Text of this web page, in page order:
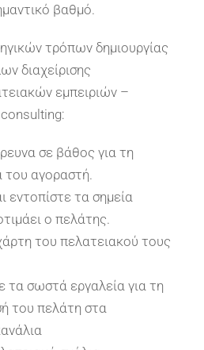
βαθμό.
τρόπων δημιουργίας
διαχείρισης
εμπειριών –
σε βάθος για τη
αγοραστή.
εντοπίστε τα σημεία
ο πελάτης.
του πελατειακού τους
τα σωστά εργαλεία για τη
του πελάτη στα